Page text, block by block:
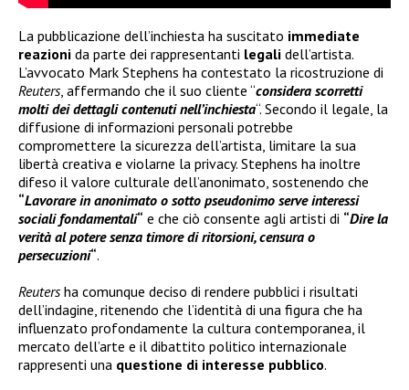
La pubblicazione dell’inchiesta ha suscitato immediate
reazioni da parte dei rappresentanti legali dell’artista.
L’avvocato Mark Stephens ha contestato la ricostruzione di
Reuters, affermando che il suo cliente “considera scorretti
molti dei dettagli contenuti nell’inchiesta“. Secondo il legale, la
diffusione di informazioni personali potrebbe
compromettere la sicurezza dell’artista, limitare la sua
libertà creativa e violarne la privacy. Stephens ha inoltre
difeso il valore culturale dell’anonimato, sostenendo che
“Lavorare in anonimato o sotto pseudonimo serve interessi
sociali fondamentali“ e che ciò consente agli artisti di “Dire la
verità al potere senza timore di ritorsioni, censura o
persecuzioni“.
Reutersha comunque deciso di rendere pubblici i risultati
dell’indagine, ritenendo che l’identità di una figura che ha
influenzato profondamente la cultura contemporanea, il
mercato dell’arte e il dibattito politico internazionale
rappresenti una questione di interesse pubblico.